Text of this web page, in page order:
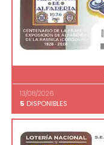
13/08/2026
5 DISPONIBLES